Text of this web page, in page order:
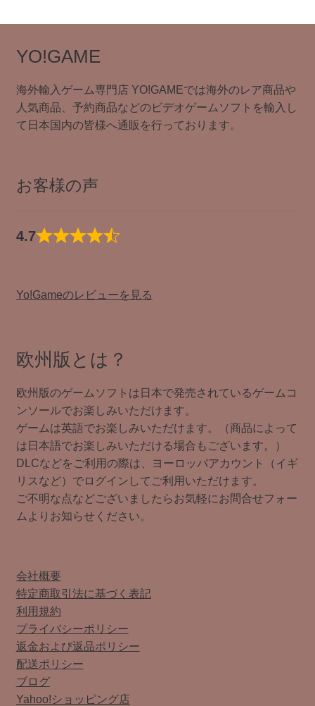
品
商
YO!GAME
海外輸入ゲーム専門店 YO!GAMEでは海外のレア商品や
人気商品、予約商品などのビデオゲームソフトを輸入し
て日本国内の皆様へ通販を行っております。
お客様の声
4.7
Yo!Gameのレビューを見る
欧州版とは？
欧州版のゲームソフトは日本で発売されているゲームコ
ンソールでお楽しみいただけます。
ゲームは英語でお楽しみいただけます。（商品によって
は日本語でお楽しみいただける場合もございます。）
DLCなどをご利用の際は、ヨーロッパアカウント（イギ
リスなど）でログインしてご利用いただけます。
ご不明な点などございましたらお気軽にお問合せフォー
ムよりお知らせください。
会社概要
特定商取引法に基づく表記
利用規約
プライバシーポリシー
返金および返品ポリシー
配送ポリシー
ブログ
Yahoo!ショッピング店